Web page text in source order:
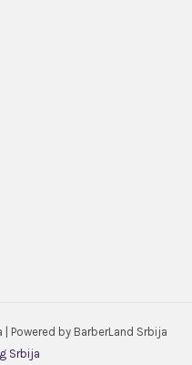
Powered by BarberLand Srbija
Srbija